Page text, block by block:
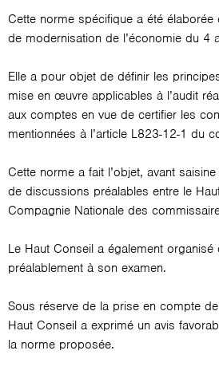
Cette norme spécifique a été
de modernisation de l’économie du 4
Elle a pour objet de définir les
mise en œuvre applicables à l’audit
aux comptes en vue de certifier les
mentionnées à l’article L823-12-1 du
Cette norme a fait l’objet, avant
de discussions préalables entre le
Compagnie Nationale des
Le Haut Conseil a également organisé
préalablement à son examen.
Sous réserve de la prise en compte
Haut Conseil a exprimé un avis
la norme proposée.